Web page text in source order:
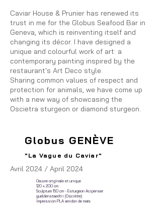
Caviar House & Prunier has renewed its
trust in me for the Globus Seafood Bar in
Geneva, which is reinventing itself and
changing its décor. I have designed a
unique and colourful work of art: a
contemporary painting inspired by the
restaurant's Art Deco style.
Sharing common values of respect and
protection for animals, we have come up
with a new way of showcasing the
Oscietra sturgeon or diamond sturgeon.
Globus GENÈVE
"La Vague du Caviar"
Avril 2024 / April 2024
Oeuvre originale et unique
120 x 200 cm
Sculpture 150 cm - Esturgeon Acipenser
gueldenstaedtii (Osciètre)
Impression PLA amidon de maïs